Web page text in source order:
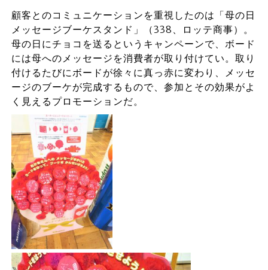
顧客とのコミュニケーションを重視したのは「母の日
メッセージブーケスタンド」（338、ロッテ商事）。
母の日にチョコを送るというキャンペーンで、ボード
には母へのメッセージを消費者が取り付けてい。取り
付けるたびにボードが徐々に真っ赤に変わり、メッセ
ージのブーケが完成するもので、参加とその効果がよ
く見えるプロモーションだ。